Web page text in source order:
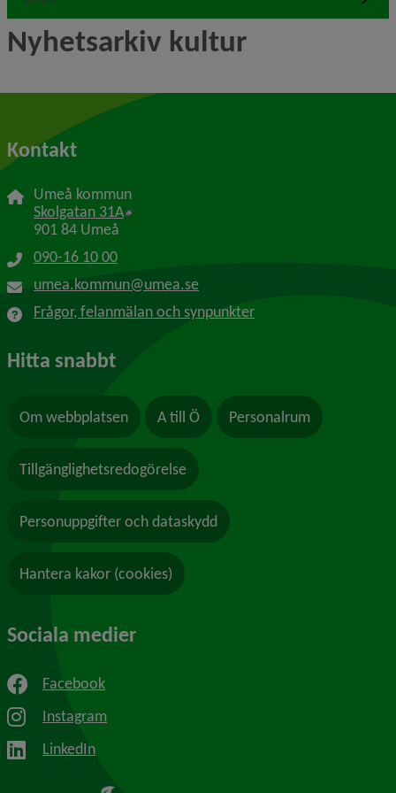
Nyhetsarkiv kultur
Kontakt
Umeå kommun
Skolgatan 31A Länk till annan webbplats, öppnas i nytt
901 84 Umeå
090-16 10 00
umea.kommun@umea.se
Frågor, felanmälan och synpunkter
Hitta snabbt
Om webbplatsen A till Ö Personalrum
Tillgänglighetsredogörelse
Personuppgifter och dataskydd
Hantera kakor (cookies)
Sociala medier
Facebook
Instagram
LinkedIn